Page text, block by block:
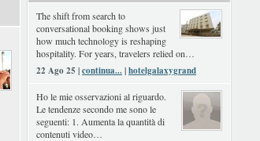
The shift from search to
conversational booking shows just
how much technology is reshaping
hospitality. For years, travelers relied on…
22 Ago 25 |continua...|hotelgalaxygrand
Ho le mie osservazioni al riguardo.
Le tendenze secondo me sono le
seguenti: 1. Aumenta la quantità di
contenuti video…